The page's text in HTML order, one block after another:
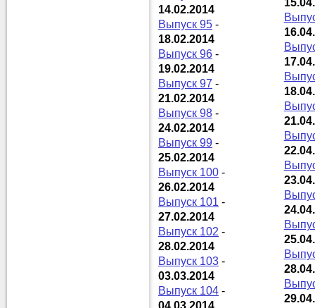
14.02.2014
Выпуск 95 -
18.02.2014
Выпуск 96 -
19.02.2014
Выпуск 97 -
21.02.2014
Выпуск 98 -
24.02.2014
Выпуск 99 -
25.02.2014
Выпуск 100 -
26.02.2014
Выпуск 101 -
27.02.2014
Выпуск 102 -
28.02.2014
Выпуск 103 -
03.03.2014
Выпуск 104 -
04.03.2014